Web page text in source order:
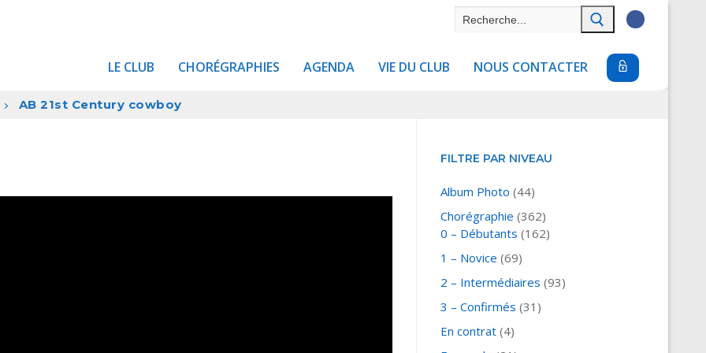
Rechercher
LE CLUB CHORÉGRAPHIES AGENDA VIE DU CLUB NOUS CONTACTER
AB 21st Century cowboy
FILTRE PAR NIVEAU
Album Photo (44)
Chorégraphie (362)
0 – Débutants (162)
1 – Novice (69)
2 – Intermédiaires (93)
3 – Confirmés (31)
En contrat(4)